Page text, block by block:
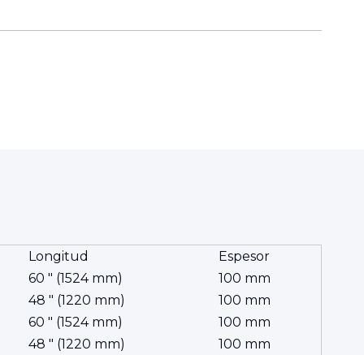
Longitud Espesor
60 ″ (1524 mm)
100 mm
48 ″ (1220 mm)
100 mm
60 ″ (1524 mm)
100 mm
48 ″ (1220 mm)
100 mm